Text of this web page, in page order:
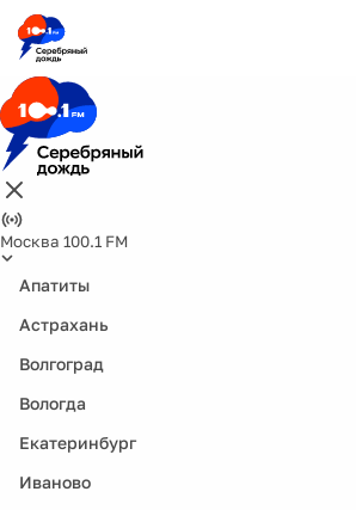
Москва 100.1 FM
Апатиты
Астрахань
Волгоград
Вологда
Екатеринбург
Иваново